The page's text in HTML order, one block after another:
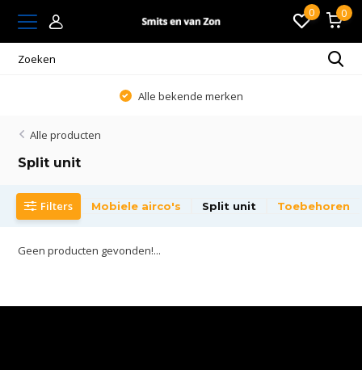
0 0
Alle bekende merken
Alle producten
Split unit
Filters Mobiele airco's Split unit Toebehoren
Geen producten gevonden!...